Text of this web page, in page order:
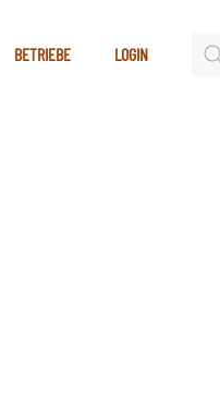
BETRIEBE LOGIN